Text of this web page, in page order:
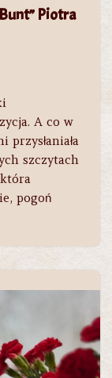
Piotra
A co w
przysłaniała
szczytach
pogoń